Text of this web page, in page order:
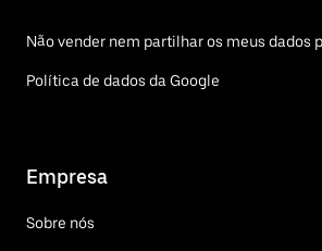
Não vender nem partilhar os meus dados
Política de dados da Google
Empresa
Sobre nós